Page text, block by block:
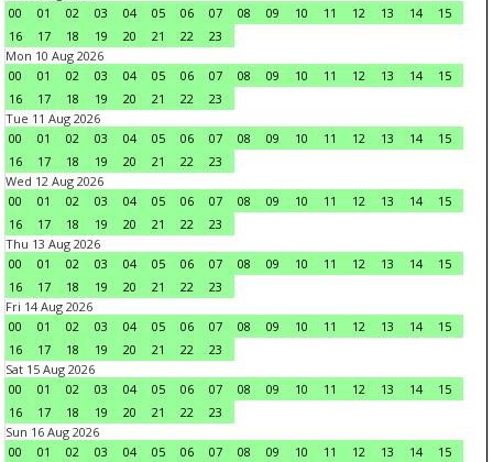
00
01 02 03 04 05 06 07 08 09 10 11 12 13 14
15
16
17 18 19 20 21 22
23
Mon 10 Aug 2026
00
01 02 03 04 05 06 07 08 09 10 11 12 13 14
15
16
17 18 19 20 21 22
23
Tue 11 Aug 2026
00
01 02 03 04 05 06 07 08 09 10 11 12 13 14
15
16
17 18 19 20 21 22
23
Wed 12 Aug 2026
00
01 02 03 04 05 06 07 08 09 10 11 12 13 14
15
16
17 18 19 20 21 22
23
Thu 13 Aug 2026
00
01 02 03 04 05 06 07 08 09 10 11 12 13 14
15
16
17 18 19 20 21 22
23
Fri 14 Aug 2026
00
01 02 03 04 05 06 07 08 09 10 11 12 13 14
15
16
17 18 19 20 21 22
23
Sat 15 Aug 2026
00
01 02 03 04 05 06 07 08 09 10 11 12 13 14
15
16
17 18 19 20 21 22
23
Sun 16 Aug 2026
00
01 02 03 04 05 06 07 08 09 10 11 12 13 14 15